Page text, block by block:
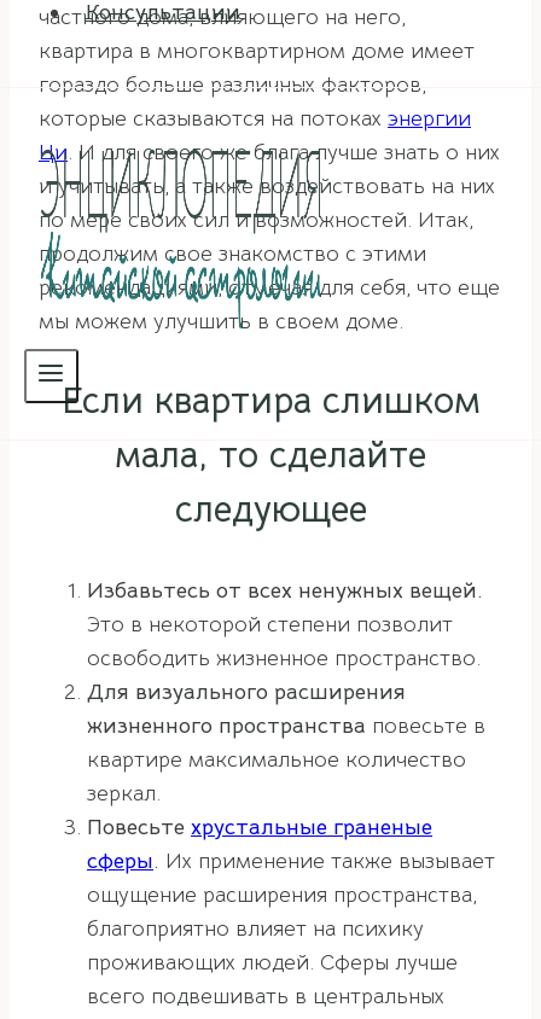
Консультации
частного дома, влияющего на него,
квартира в многоквартирном доме имеет
гораздо больше различных факторов,
которые сказываются на потоках энергии
Ци. И для своего же блага лучше знать о них
и учитывать, а также воздействовать на них
по мере своих сил и возможностей. Итак,
продолжим свое знакомство с этими
рекомендациями, отмечая для себя, что еще
мы можем улучшить в своем доме.
Если квартира слишком
мала, то сделайте
следующее
Избавьтесь от всех ненужных вещей.
Это в некоторой степени позволит
освободить жизненное пространство.
Для визуального расширения
жизненного пространства повесьте в
квартире максимальное количество
зеркал.
Повесьте хрустальные граненые
сферы. Их применение также вызывает
ощущение расширения пространства,
благоприятно влияет на психику
проживающих людей. Сферы лучше
всего подвешивать в центральных